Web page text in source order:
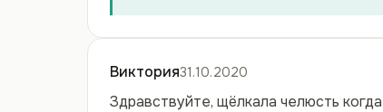
Виктория31.10.2020
Здравствуйте, щёлкала челюсть